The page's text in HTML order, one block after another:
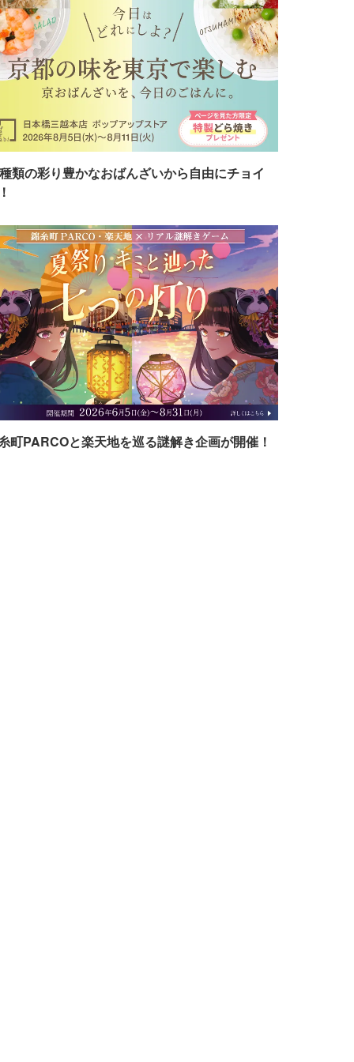
類の彩り豊かなおばんざいから自由にチョイ
町PARCOと楽天地を巡る謎解き企画が開催！